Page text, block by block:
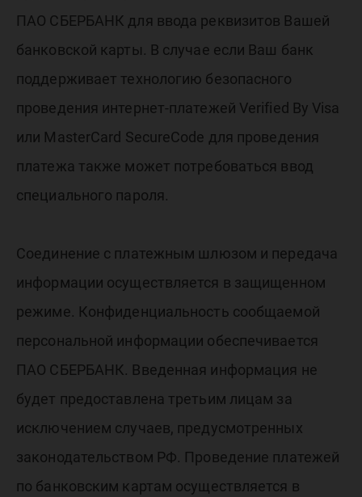
ПАО СБЕРБАНК для ввода реквизитов Вашей
банковской карты. В случае если Ваш банк
поддерживает технологию безопасного
проведения интернет-платежей Verified By Visa
или MasterCard SecureCode для проведения
платежа также может потребоваться ввод
специального пароля.
Соединение с платежным шлюзом и передача
информации осуществляется в защищенном
режиме. Конфиденциальность сообщаемой
персональной информации обеспечивается
ПАО СБЕРБАНК. Введенная информация не
будет предоставлена третьим лицам за
исключением случаев, предусмотренных
законодательством РФ. Проведение платежей
по банковским картам осуществляется в